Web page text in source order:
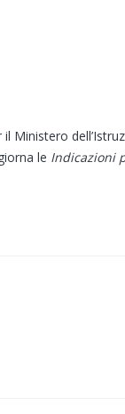
le Indicazioni